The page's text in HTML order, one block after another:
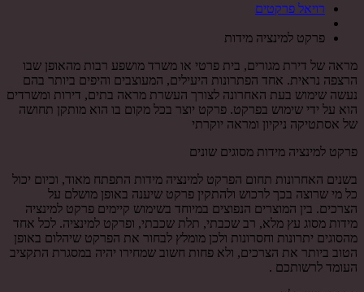
רויאל פרקטים
פרקט למינציה מידות
מראה של דירת מגורים, בית פרטי או משרד מושפע רבות מהאופן שבו
הרצפה נראית. אחד הפתרונות היעילים, המעוצבים והיפים ביותר בהם
נעשה שימוש בעת האחרונה לצורך העשרת מראה בתים, דירות ומשרדים
הוא על ידי שימוש בפרקט. פרקט יוצר בכל מקום בו הוא מותקן תחושה
של אסתטיקה ניקיון ומראה יוקרתי
פרקט למינציה מידות מסוגים שונים
בשנים האחרונות תחום הפרקט למינציה מידות התפתח מאוד, וכיום יכול
כל מי שרוצה בכך לרכוש ולהתקין פרקט שיענה באופן מושלם על
הצרכים. בין המוצרים הנפוצים במיוחד בשימוש קיימים פרקט למינציה
מידות מסוג עץ מלא, רב שכבתי, תלת שכבתי, ופרקט למינציה. לכל אחד
מהסוגים יתרונות וחסרונות ולכן מומלץ לבחור את הפרקט שיהלום באופן
הטוב ביותר את הצרכים, ולא פחות חשוב שמחירו יהיה במסגרת התקציב
העומד לרשותכם .